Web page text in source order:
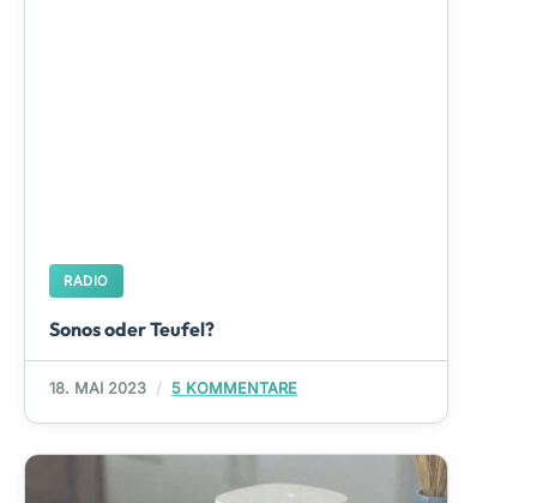
RADIO
Sonos oder Teufel?
18. MAI 2023 5 KOMMENTARE